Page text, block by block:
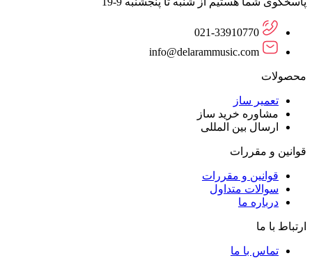
021-33910770
info@delarammusic.com
محصولات
تعمیر ساز
مشاوره خرید ساز
ارسال بین المللی
قوانین و مقررات
قوانین و مقررات
سوالات متداول
درباره ما
ارتباط با ما
تماس با ما